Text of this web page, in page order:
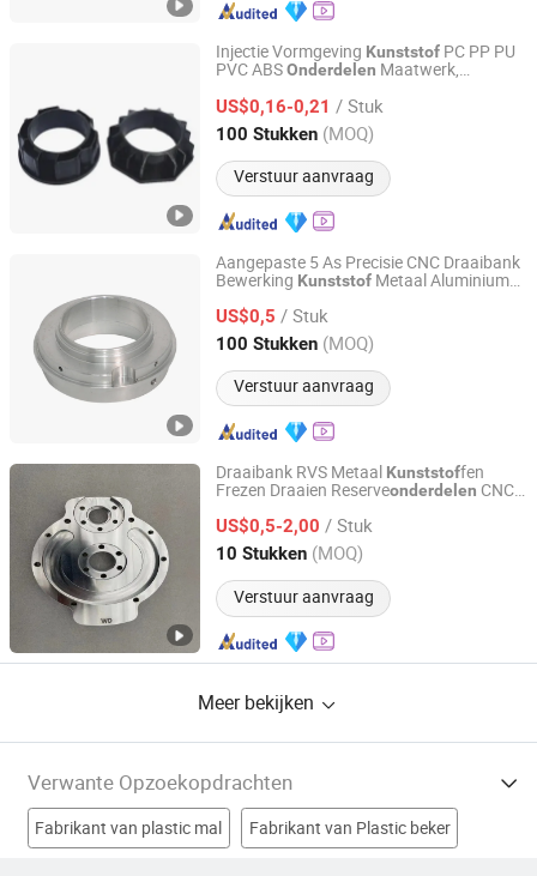
Injectie Vormgeving Kunststof PC PP PU
PVC ABSOnderdelen Maatwerk,
US$0,16-0,21 / Stuk
100 Stukken (MOQ)
Verstuur aanvraag
Qingdao Yida Industry And Trade Co., Ltd
Shandong, China Sinds 2023
Aangepaste 5 As Precisie CNC Draaibank
Bewerking Kunststof Metaal Aluminium
RVSOnderdelen
US$0,5 / Stuk
100 Stukken (MOQ)
Verstuur aanvraag
Jiangsu Moshang Precision Technology Co., Ltd.
Jiangsu, China Sinds 2023
Draaibank RVS Metaal Kunststoffen
Frezen Draaien Reserveonderdelen CNC
US$0,5-2,00 / Stuk
10 Stukken (MOQ)
Verstuur aanvraag
Wuxi Derf Precision Machinery Co., Ltd.
Jiangsu, China Sinds 2018
Meer bekijken
Verwante Opzoekopdrachten
Fabrikant van plastic mal Fabrikant van Plastic beker